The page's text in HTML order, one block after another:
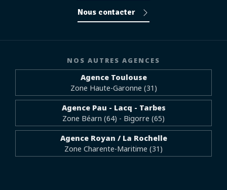
Nous contacter
NOS AUTRES AGENCES
Agence Toulouse
Zone Haute-Garonne (31)
Agence Pau - Lacq - Tarbes
Zone Béarn (64) - Bigorre (65)
Agence Royan / La Rochelle
Zone Charente-Maritime (31)